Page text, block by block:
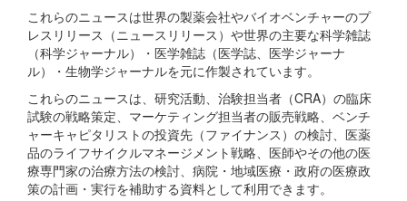
これらのニュースは世界の製薬会社やバイオベンチャーのプ
レスリリース（ニュースリリース）や世界の主要な科学雑誌
（科学ジャーナル）・医学雑誌（医学誌、医学ジャーナ
ル）・生物学ジャーナルを元に作製されています。
これらのニュースは、研究活動、治験担当者（CRA）の臨床
試験の戦略策定、マーケティング担当者の販売戦略、ベンチ
ャーキャピタリストの投資先（ファイナンス）の検討、医薬
品のライフサイクルマネージメント戦略、医師やその他の医
療専門家の治療方法の検討、病院・地域医療・政府の医療政
策の計画・実行を補助する資料として利用できます。